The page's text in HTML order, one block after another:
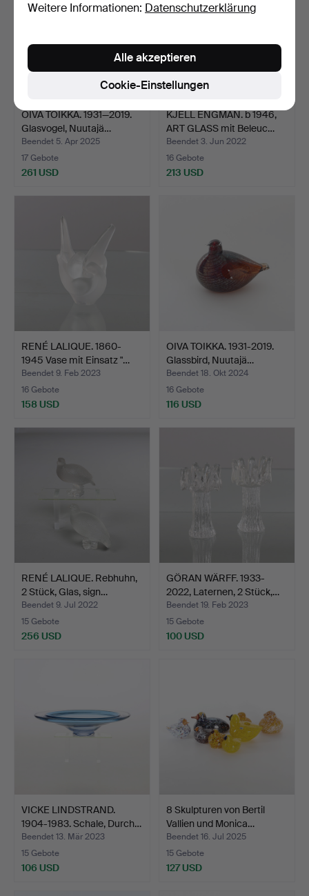
OIVA TOIKKA. 1931—2019.
Glasvogel, Nuutajä…
Beendet 5. Apr 2025
17 Gebote
261 USD
KJELL ENGMAN. b 1946,
ART GLASS mit Beleuc…
Beendet 3. Jun 2022
16 Gebote
213 USD
RENÉ LALIQUE. 1860-
1945 Vase mit Einsatz "…
Beendet 9. Feb 2023
16 Gebote
158 USD
OIVA TOIKKA. 1931-2019.
Glassbird, Nuutajä…
Beendet 18. Okt 2024
16 Gebote
116 USD
RENÉ LALIQUE. Rebhuhn,
2 Stück, Glas, sign…
Beendet 9. Jul 2022
15 Gebote
256 USD
GÖRAN WÄRFF. 1933-
2022, Laternen, 2 Stück,…
Beendet 19. Feb 2023
15 Gebote
100 USD
VICKE LINDSTRAND.
1904-1983. Schale, Durch…
Beendet 13. Mär 2023
15 Gebote
106 USD
8 Skulpturen von Bertil
Vallien und Monica…
Beendet 16. Jul 2025
15 Gebote
127 USD
Weitere Informationen: Datenschutzerklärung
Cookie-Einstellungen
Alle akzeptieren